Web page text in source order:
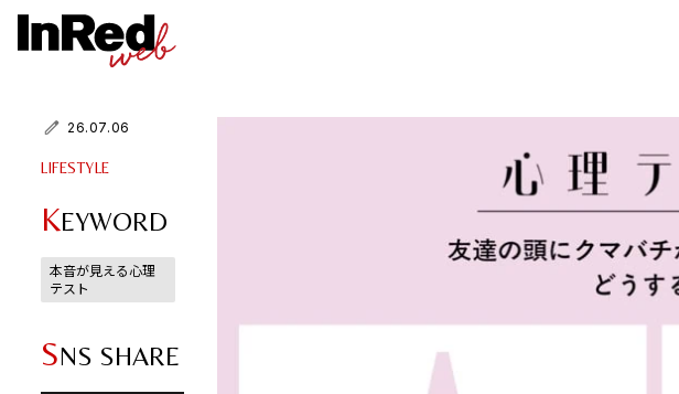
26.07.06
LIFESTYLE
KEYWORD
本音が見える心理
テスト
SNS SHARE